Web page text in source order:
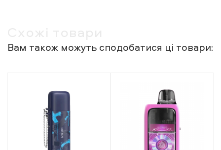
Вам також можуть сподобатися ці товари: